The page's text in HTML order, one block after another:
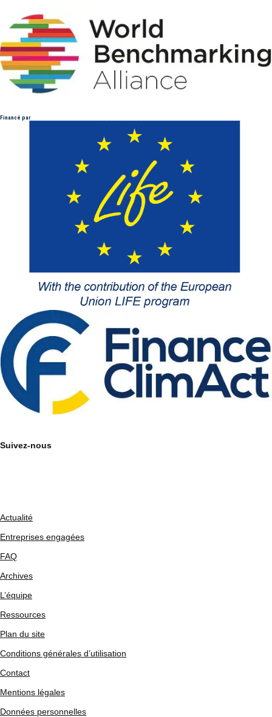
Financé par
Suivez-nous
Actualité
Entreprises engagées
FAQ
Archives
L’équipe
Ressources
Plan du site
Conditions générales d’utilisation
Contact
Mentions légales
Données personnelles